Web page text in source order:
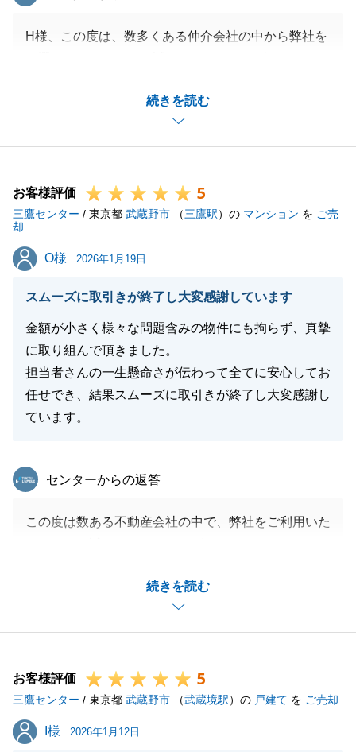
続きを読む
H様、この度は、数多くある仲介会社の中から弊社を
り高い金額でのご成約をお手伝いできたこと、私も嬉
お取引は以上となりますが、今後不動産に関してお悩
さいませ。
引き続き何卒よろしくお願いいたします。
お客様評価 5
三鷹センター / 東京都 武蔵野市 （三鷹駅）の マンション を ご売
却
O様
O様 2026年1月19日
スムーズに取引きが終了し大変感謝しています
金額が小さく様々な問題含みの物件にも拘らず、真摯
に取り組んで頂きました。
担当者さんの一生懸命さが伝わって全てに安心してお
任せでき、結果スムーズに取引きが終了し大変感謝し
ています。
続きを読む
東急リバブル
センターからの返答
この度は数ある不動産会社の中で、弊社をご利用いた
O様と何度もお打ち合わせのお時間をいただき、各場
面で全面的なご協力をいただけたことでお取引をする
ご評価いただきました点につきましては、今後の励み
とし営業活動に活かして参ります。
引続き些細なことでも、ご遠慮なくご相談いただけれ
ば幸いでございます。
お客様評価 5
三鷹センター / 東京都 武蔵野市 （武蔵境駅）の 戸建て を ご売却
I様
I様 2026年1月12日